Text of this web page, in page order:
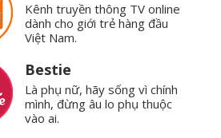
Kênh truyền thông TV online
dành cho giới trẻ hàng đầu
Việt Nam.
Bestie
Là phụ nữ, hãy sống vì chính
mình, đừng âu lo phụ thuộc
vào ai.